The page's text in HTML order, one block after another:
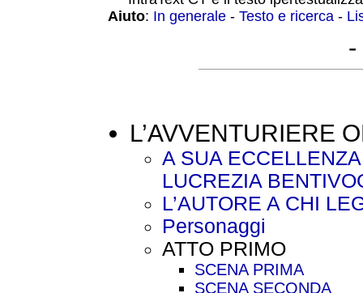
Aiuto: In generale- Testo e ricerca-
-
L’AVVENTURIERE
A SUA
LUCREZIA
L’AUTORE A CHI
Personaggi
ATTO PRIMO
SCENA PRIMA
SCENA SECONDA